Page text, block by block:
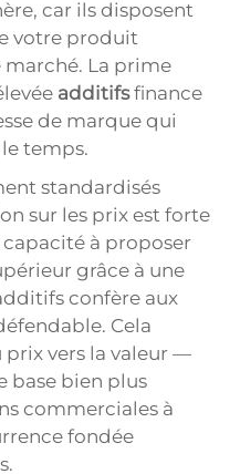
car ils disposent
votre produit
marché. La prime
additifsfinance
de marque qui
temps.
standardisés
sur les prix est forte
à proposer
grâce à une
confère aux
Cela
prix vers la valeur —
base bien plus
commerciales à
fondée